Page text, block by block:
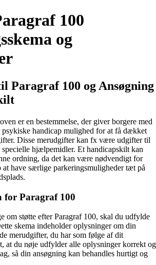
100
og
Paragraf 100 og Ansøgning
er en bestemmelse, der giver borgere med
handicap mulighed for at få dækket
Disse merudgifter kan fx være udgifter til
hjælpemidler. Et handicapskilt kan
ordning, da det kan være nødvendigt for
at have særlige parkeringsmuligheder tæt på
for Paragraf 100
om støtte efter Paragraf 100, skal du udfylde
skema indeholder oplysninger om din
merudgifter, du har som følge af dit
at du nøje udfylder alle oplysninger korrekt og
så din ansøgning kan behandles hurtigt og